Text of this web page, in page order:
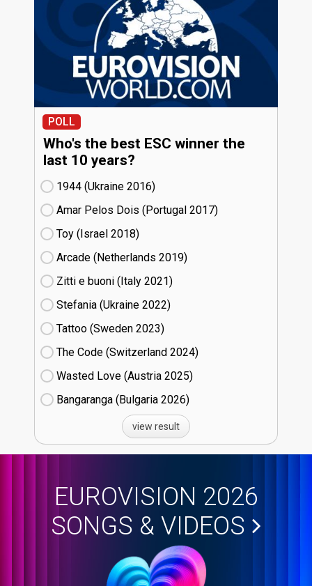
POLL
Who's the best ESC winner the
last 10 years?
1944 (Ukraine
16)
Amar Pelos Dois (Portugal
17)
Toy (Israel
18)
Arcade (Netherlands
19)
Zitti e buoni​ (Italy
21)
Stefania (Ukraine
22)
Tattoo (Sweden
23)
The Code (Switzerland
24)
Wasted Love (Austria
25)
Bangaranga (Bulgaria
26)
view result
EUROVISION 2026
SONGS & VIDEOS